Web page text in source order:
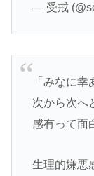
— 受戒
「みなに幸
次から次へ
感有って面
生理的嫌悪